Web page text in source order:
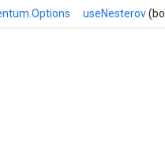
useNesterov